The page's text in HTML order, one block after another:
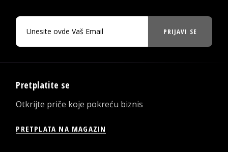
PRIJAVI SE
Pretplatite se
Otkrijte priče koje pokreću biznis
PRETPLATA NA MAGAZIN